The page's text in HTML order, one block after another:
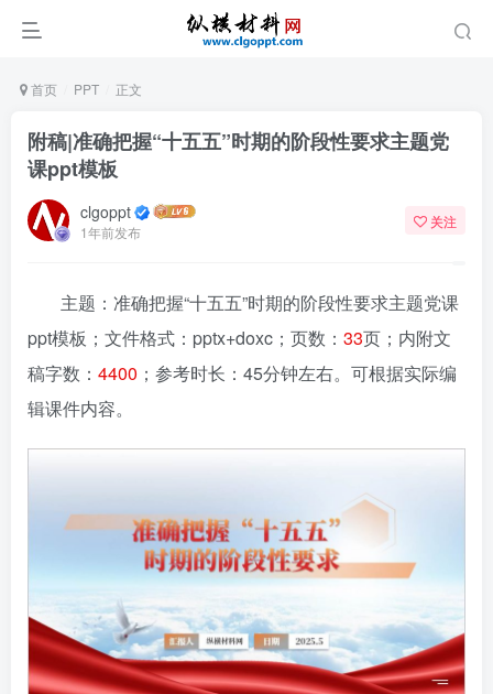
首页 PPT 正文
附稿|准确把握“十五五”时期的阶段性要求主题党
课ppt模板
clgoppt
1年前发布
关注
主题：准确把握“十五五”时期的阶段性要求主题党课
ppt模板；文件格式：pptx+doxc；页数： 33页；内附文
稿字数： 4400 ；参考时长：45分钟左右。可根据实际编
辑课件内容。